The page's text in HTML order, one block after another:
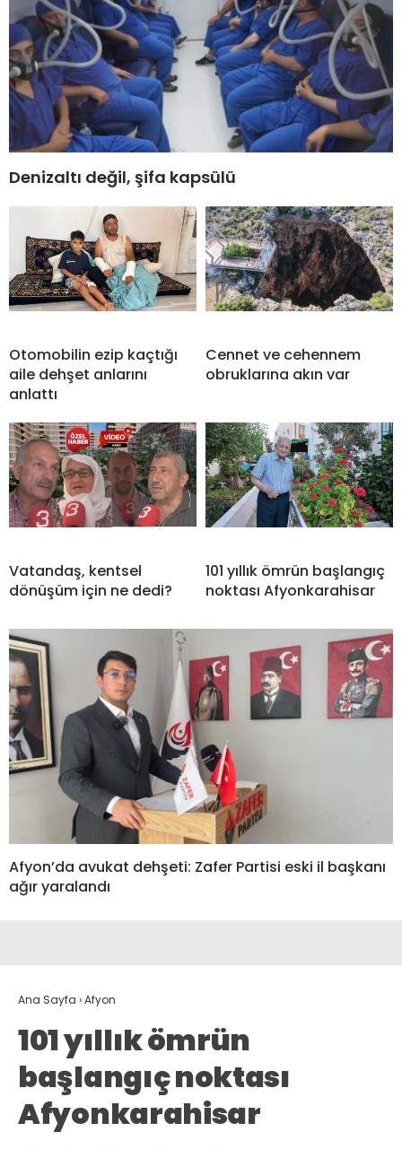
Denizaltı değil, şifa kapsülü
Otomobilin ezip kaçtığı
aile dehşet anlarını
anlattı
Cennet ve cehennem
obruklarına akın var
Vatandaş, kentsel
dönüşüm için ne dedi?
101 yıllık ömrün başlangıç
noktası Afyonkarahisar
Afyon’da avukat dehşeti: Zafer Partisi eski il başkanı
ağır yaralandı
Ana Sayfa ›Afyon
101 yıllık ömrün
başlangıç noktası
Afyonkarahisar